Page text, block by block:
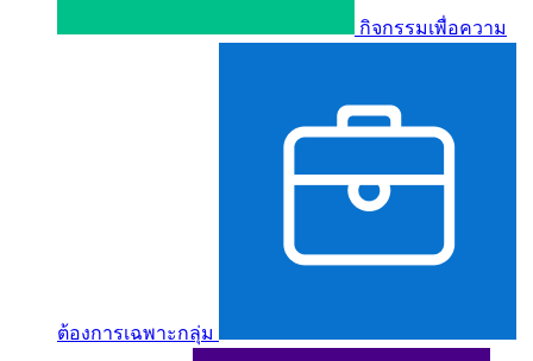
กิจกรรมเพื่อความ
ต้องการเฉพาะกลุ่ม